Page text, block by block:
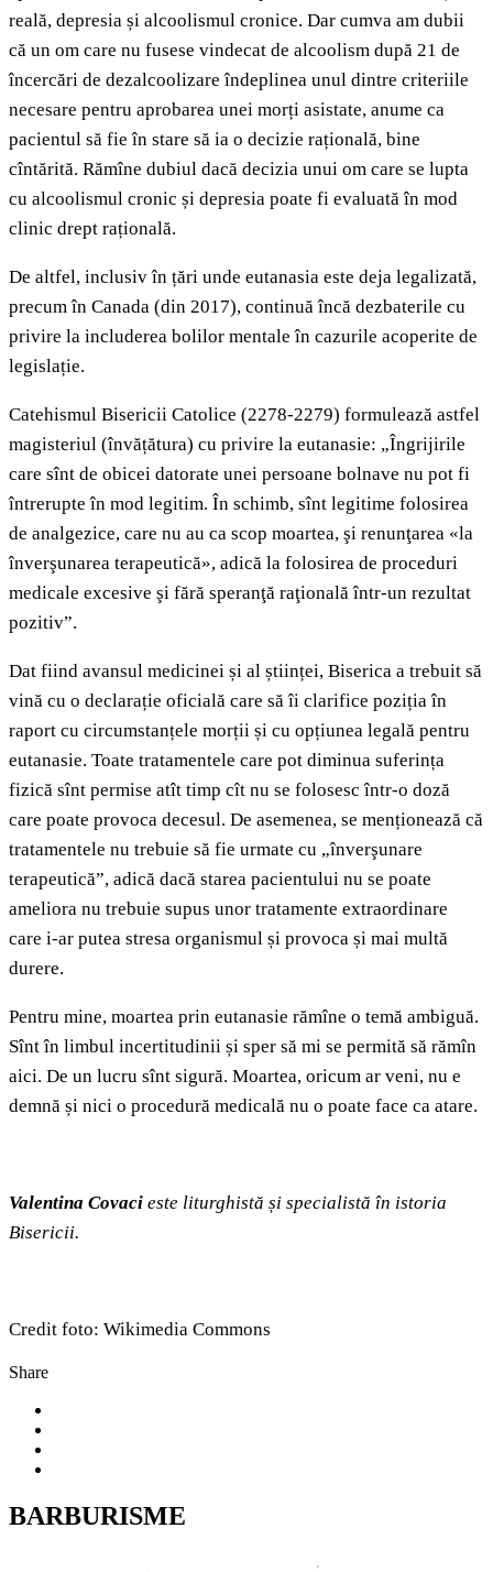
reală, depresia și alcoolismul cronice. Dar cumva am dubii
că un om care nu fusese vindecat de alcoolism după 21 de
încercări de dezalcoolizare îndeplinea unul dintre criteriile
necesare pentru aprobarea unei morți asistate, anume ca
pacientul să fie în stare să ia o decizie rațională, bine
cîntărită. Rămîne dubiul dacă decizia unui om care se lupta
cu alcoolismul cronic și depresia poate fi evaluată în mod
clinic drept rațională.
De altfel, inclusiv în țări unde eutanasia este deja legalizată,
precum în Canada (din 2017), continuă încă dezbaterile cu
privire la includerea bolilor mentale în cazurile acoperite de
legislație.
Catehismul Bisericii Catolice (2278‑2279) formulează astfel
magisteriul (învățătura) cu privire la eutanasie: „Îngrijirile
care sînt de obicei datorate unei persoane bolnave nu pot fi
întrerupte în mod legitim. În schimb, sînt legitime folosirea
de analgezice, care nu au ca scop moartea, şi renunţarea «la
înverşunarea terapeutică», adică la folosirea de proceduri
medicale excesive şi fără speranţă raţională într‑un rezultat
pozitiv”.
Dat fiind avansul medicinei și al științei, Biserica a trebuit să
vină cu o declarație oficială care să îi clarifice poziția în
raport cu circumstanțele morții și cu opțiunea legală pentru
eutanasie. Toate tratamentele care pot diminua suferința
fizică sînt permise atît timp cît nu se folosesc într-o doză
care poate provoca decesul. De asemenea, se menționează că
tratamentele nu trebuie să fie urmate cu „înverşunare
terapeutică”, adică dacă starea pacientului nu se poate
ameliora nu trebuie supus unor tratamente extraordinare
care i-ar putea stresa organismul și provoca și mai multă
durere.
Pentru mine, moartea prin eutanasie rămîne o temă ambiguă.
Sînt în limbul incertitudinii și sper să mi se permită să rămîn
aici. De un lucru sînt sigură. Moartea, oricum ar veni, nu e
demnă și nici o procedură medicală nu o poate face ca atare.
Valentina Covaci este liturghistă și specialistă în istoria
Bisericii.
Credit foto: Wikimedia Commons
Share
BARBURISME